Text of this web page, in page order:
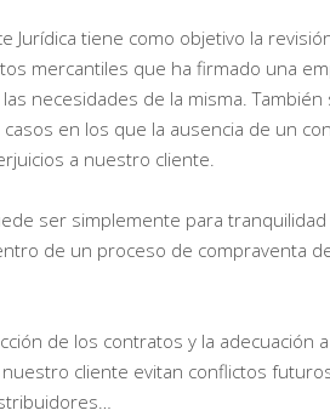
Jurídica tiene como objetivo la
mercantiles que ha firmado una
necesidades de la misma. También
en los que la ausencia de un
a nuestro cliente.
ser simplemente para tranquilidad
de un proceso de compraventa
de los contratos y la adecuación
cliente evitan conflictos